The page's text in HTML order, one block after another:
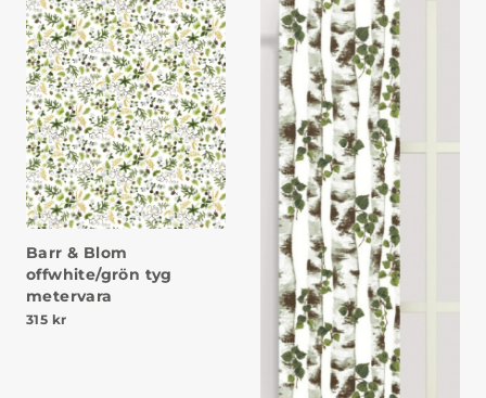
Barr & Blom
offwhite/grön tyg
metervara
315 kr